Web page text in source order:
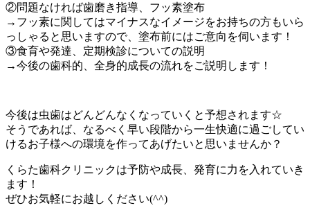
②問題なければ歯磨き指導、フッ素塗布
→フッ素に関してはマイナスなイメージをお持ちの方もいら
っしゃると思いますので、塗布前にはご意向を伺います！
③食育や発達、定期検診についての説明
→今後の歯科的、全身的成長の流れをご説明します！
今後は虫歯はどんどんなくなっていくと予想されます☆
そうであれば、なるべく早い段階から一生快適に過ごしてい
けるお子様への環境を作ってあげたいと思いませんか？
くらた歯科クリニックは予防や成長、発育に力を入れていき
ます！
ぜひお気軽にお越しください(^^)